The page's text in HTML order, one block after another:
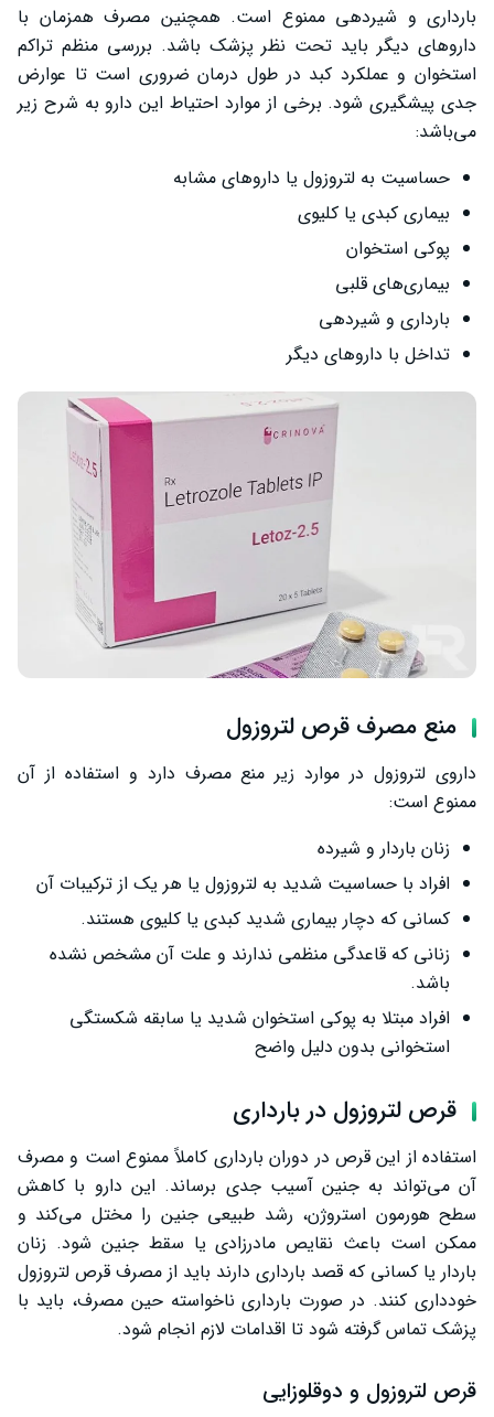
بارداری و شیردهی ممنوع است. همچنین مصرف همزمان با
داروهای دیگر باید تحت نظر پزشک باشد. بررسی منظم تراکم
استخوان و عملکرد کبد در طول درمان ضروری است تا عوارض
جدی پیشگیری شود. برخی از موارد احتیاط این دارو به شرح زیر
می‌باشد:
حساسیت به لتروزول یا داروهای مشابه
بیماری کبدی یا کلیوی
پوکی استخوان
بیماری‌های قلبی
بارداری و شیردهی
تداخل با داروهای دیگر
منع مصرف قرص لتروزول
داروی لتروزول در موارد زیر منع مصرف دارد و استفاده از آن
ممنوع است:
زنان باردار و شیرده
افراد با حساسیت شدید به لتروزول یا هر یک از ترکیبات آن
کسانی که دچار بیماری شدید کبدی یا کلیوی هستند.
زنانی که قاعدگی منظمی ندارند و علت آن مشخص نشده
باشد.
افراد مبتلا به پوکی استخوان شدید یا سابقه شکستگی
استخوانی بدون دلیل واضح
قرص لتروزول در بارداری
استفاده از این قرص در دوران بارداری کاملاً ممنوع است و مصرف
آن می‌تواند به جنین آسیب جدی برساند. این دارو با کاهش
سطح هورمون استروژن، رشد طبیعی جنین را مختل می‌کند و
ممکن است باعث نقایص مادرزادی یا سقط جنین شود. زنان
باردار یا کسانی که قصد بارداری دارند باید از مصرف قرص لتروزول
خودداری کنند. در صورت بارداری ناخواسته حین مصرف، باید با
پزشک تماس گرفته شود تا اقدامات لازم انجام شود.
قرص لتروزول و دوقلوزایی